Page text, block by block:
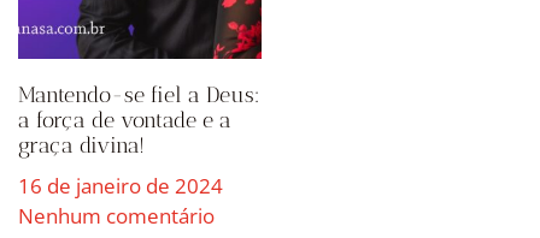
Mantendo-se fiel a Deus:
a força de vontade e a
graça divina!
16 de janeiro de 2024
Nenhum comentário